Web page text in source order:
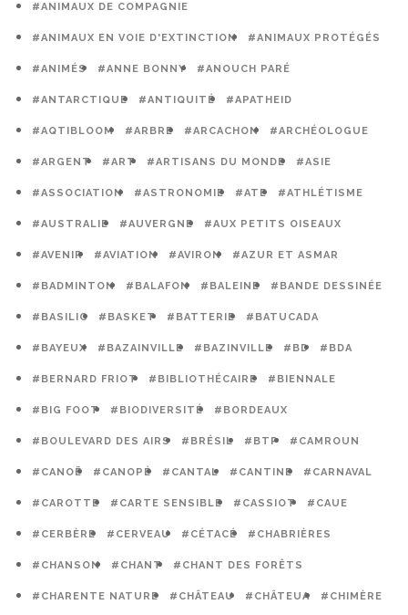
#ANIMAUX DE COMPAGNIE
#ANIMAUX EN VOIE D'EXTINCTION #ANIMAUX PROTÉGÉS
#ANIMÉS #ANNE BONNY #ANOUCH PARÉ
#ANTARCTIQUE #ANTIQUITÉ #APATHEID
#AQTIBLOOM #ARBRE #ARCACHON #ARCHÉOLOGUE
#ARGENT #ART #ARTISANS DU MONDE #ASIE
#ASSOCIATION #ASTRONOMIE #ATE #ATHLÉTISME
#AUSTRALIE #AUVERGNE #AUX PETITS OISEAUX
#AVENIR #AVIATION #AVIRON #AZUR ET ASMAR
#BADMINTON #BALAFON #BALEINE #BANDE DESSINÉE
#BASILIC #BASKET #BATTERIE #BATUCADA
#BAYEUX #BAZAINVILLE #BAZINVILLE #BD #BDA
#BERNARD FRIOT #BIBLIOTHÉCAIRE #BIENNALE
#BIG FOOT #BIODIVERSITÉ #BORDEAUX
#BOULEVARD DES AIRS #BRÉSIL #BTP #CAMROUN
#CANOË #CANOPÉ #CANTAL #CANTINE #CARNAVAL
#CAROTTE #CARTE SENSIBLE #CASSIOT #CAUE
#CERBÈRE #CERVEAU #CÉTACÉ #CHABRIÈRES
#CHANSON #CHANT #CHANT DES FORÊTS
#CHARENTE NATURE #CHÂTEAU #CHÂTEUA #CHIMÈRE